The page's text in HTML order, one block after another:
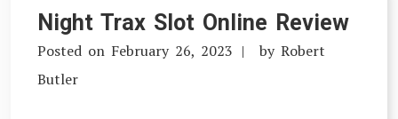
Night Trax Slot Online Review
Posted on February 26, 2023 by Robert
Butler